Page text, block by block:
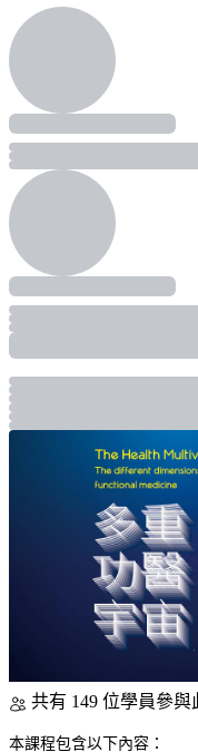
共有 149 位學員參與
本課程包含以下內容：